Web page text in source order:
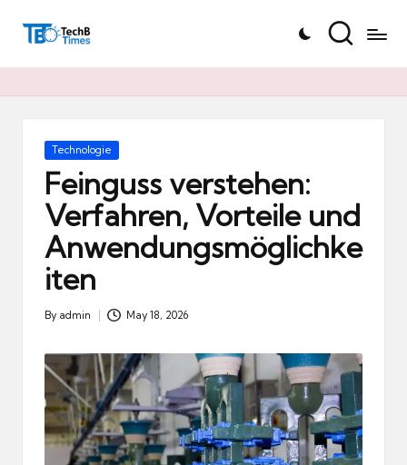
T
h
Posted
Technologie
Feinguss verstehen:
Verfahren, Vorteile und
Anwendungsmöglichke
iten
Posted
By admin May 18, 2026